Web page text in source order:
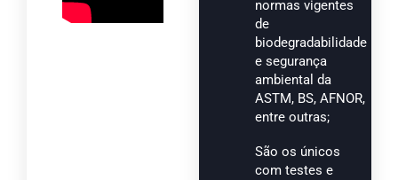
normas vigentes
de
biodegradabilidade
e segurança
ambiental da
ASTM, BS, AFNOR,
entre outras;
São os únicos
com testes e